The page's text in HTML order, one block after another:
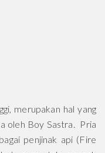
merupakan hal yang
oleh Boy Sastra. Pria
penjinak api (Fire